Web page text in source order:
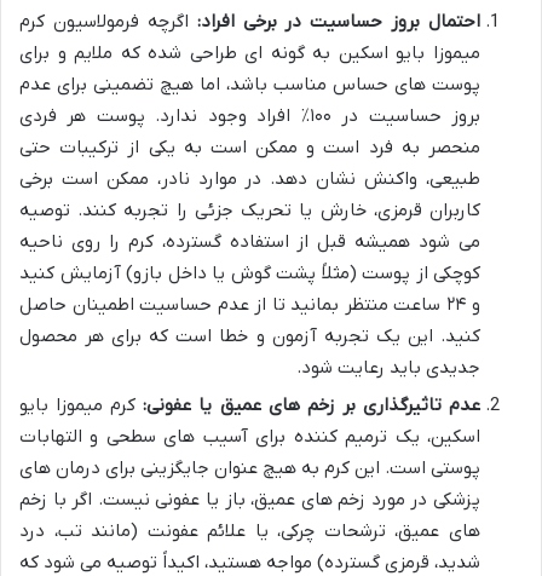
احتمال بروز حساسیت در برخی افراد: اگرچه فرمولاسیون کرم
میموزا بایو اسکین به گونه ای طراحی شده که ملایم و برای
پوست های حساس مناسب باشد، اما هیچ تضمینی برای عدم
بروز حساسیت در ۱۰۰٪ افراد وجود ندارد. پوست هر فردی
منحصر به فرد است و ممکن است به یکی از ترکیبات حتی
طبیعی، واکنش نشان دهد. در موارد نادر، ممکن است برخی
کاربران قرمزی، خارش یا تحریک جزئی را تجربه کنند. توصیه
می شود همیشه قبل از استفاده گسترده، کرم را روی ناحیه
کوچکی از پوست (مثلاً پشت گوش یا داخل بازو) آزمایش کنید
و ۲۴ ساعت منتظر بمانید تا از عدم حساسیت اطمینان حاصل
کنید. این یک تجربه آزمون و خطا است که برای هر محصول
جدیدی باید رعایت شود.
عدم تاثیرگذاری بر زخم های عمیق یا عفونی:کرم میموزا بایو
اسکین، یک ترمیم کننده برای آسیب های سطحی و التهابات
پوستی است. این کرم به هیچ عنوان جایگزینی برای درمان های
پزشکی در مورد زخم های عمیق، باز یا عفونی نیست. اگر با زخم
های عمیق، ترشحات چرکی، یا علائم عفونت (مانند تب، درد
شدید، قرمزی گسترده) مواجه هستید، اکیداً توصیه می شود که